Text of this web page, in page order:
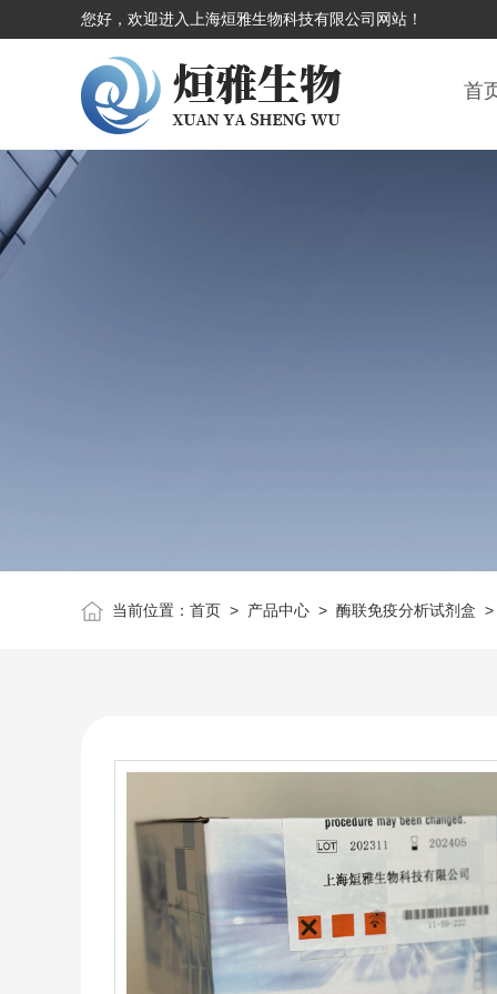
您好，欢迎进入上海烜雅生物科技有限公司网站！
首
当前位置： 首页> 产品中心> 酶联免疫分析试剂盒